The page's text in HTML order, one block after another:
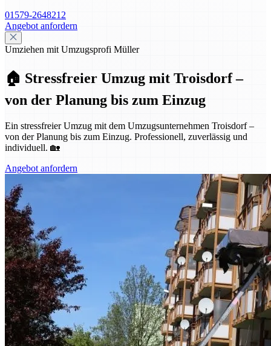
01579-2648212
Angebot anfordern
Umziehen mit Umzugsprofi Müller
🏠 Stressfreier Umzug mit Troisdorf –
von der Planung bis zum Einzug
Ein stressfreier Umzug mit dem Umzugsunternehmen Troisdorf –
von der Planung bis zum Einzug. Professionell, zuverlässig und
individuell. 🏡
Angebot anfordern